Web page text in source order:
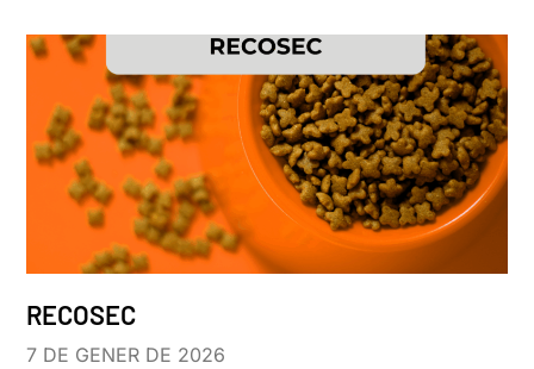
RECOSEC
7 DE GENER DE 2026